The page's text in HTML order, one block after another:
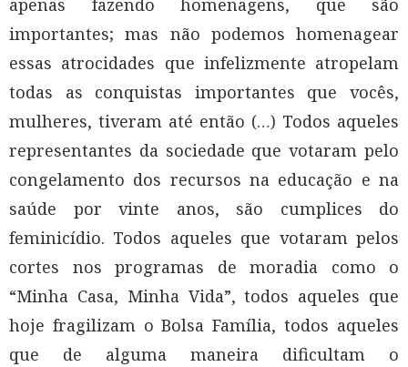
apenas fazendo homenagens, que são
importantes; mas não podemos homenagear
essas atrocidades que infelizmente atropelam
todas as conquistas importantes que vocês,
mulheres, tiveram até então (…) Todos aqueles
representantes da sociedade que votaram pelo
congelamento dos recursos na educação e na
saúde por vinte anos, são cumplices do
feminicídio. Todos aqueles que votaram pelos
cortes nos programas de moradia como o
“Minha Casa, Minha Vida”, todos aqueles que
hoje fragilizam o Bolsa Família, todos aqueles
que de alguma maneira dificultam o